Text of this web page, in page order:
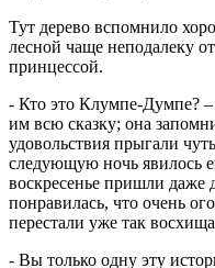
Тут дерево вспомнило
лесной чаще неподалеку
принцессой.
- Кто это Клумпе-Думпе? –
им всю сказку; она
удовольствия прыгали
следующую ночь явилось
воскресенье пришли даже
понравилась, что очень
перестали уже так
- Вы только одну эту